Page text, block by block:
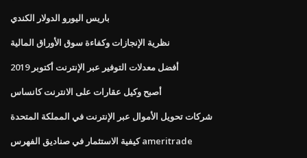
باريس اليورو الدولار الكندي
نظرية الإنجازات وكفاءة سوق الأوراق المالية
أفضل معدلات التوفير عبر الإنترنت أكتوبر 2019
أصبح وكيل عقارات على الانترنت كانساس
شركات تحويل الأموال عبر الإنترنت في المملكة المتحدة
كيفية الاستثمار في صناديق الفهرس ameritrade